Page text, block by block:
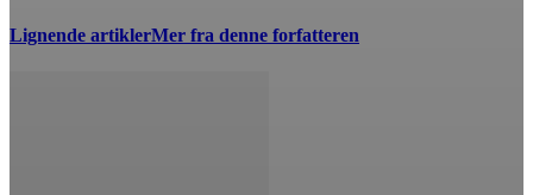
Lignende artiklerMer fra denne forfatteren